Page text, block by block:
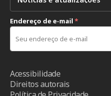
Endereço de e-mail *
Acessibilidade
Direitos autorais